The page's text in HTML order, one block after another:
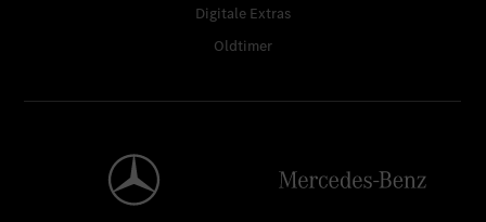
Digitale Extras
Oldtimer